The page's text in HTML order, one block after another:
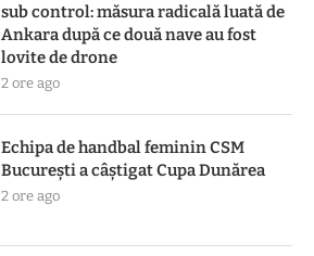
sub control: măsura radicală luată de
Ankara după ce două nave au fost
lovite de drone
2 ore ago
Echipa de handbal feminin CSM
Bucureşti a câştigat Cupa Dunărea
2 ore ago